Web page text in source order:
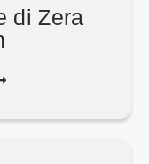
di Zera